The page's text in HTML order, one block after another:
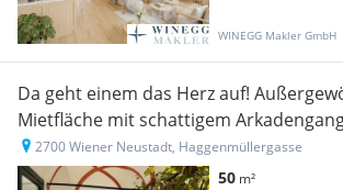
WINEGG Makler GmbH
Da geht einem das Herz auf!
Mietfläche mit schattigem
Zimmer | Nächst Hauptplatz
2700 Wiener Neustadt, Haggenmüllergasse
50 m²